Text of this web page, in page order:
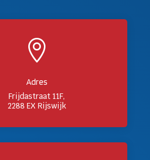

Adres
Frijdastraat 11F,
2288 EX Rijswijk